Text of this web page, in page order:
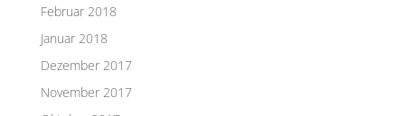
Februar 2018
Januar 2018
Dezember 2017
November 2017